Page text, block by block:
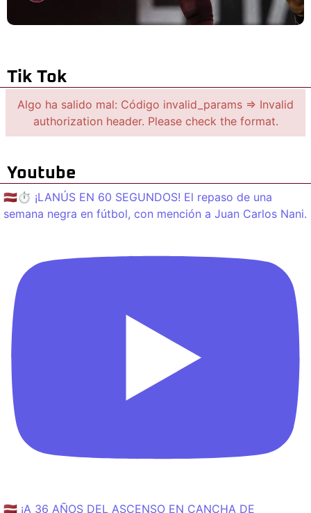
Tik Tok
Algo ha salido mal: Código invalid_params => Invalid
authorization header. Please check the format.
Youtube
🇱🇻⏱️ ¡LANÚS EN 60 SEGUNDOS! El repaso de una
semana negra en fútbol, con mención a Juan Carlos Nani.
🇱🇻 ¡A 36 AÑOS DEL ASCENSO EN CANCHA DE